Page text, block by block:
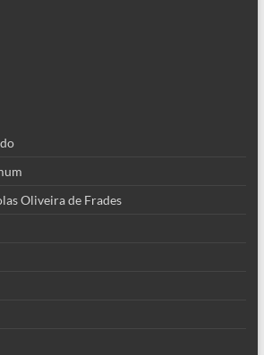
Oliveira de Frades